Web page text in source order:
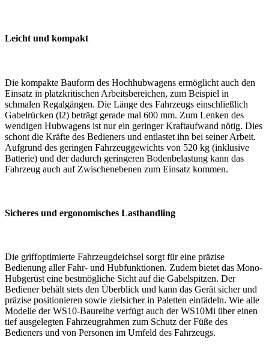
Leicht und kompakt
Die kompakte Bauform des Hochhubwagens ermöglicht auch den
Einsatz in platzkritischen Arbeitsbereichen, zum Beispiel in
schmalen Regalgängen. Die Länge des Fahrzeugs einschließlich
Gabelrücken (l2) beträgt gerade mal 600 mm. Zum Lenken des
wendigen Hubwagens ist nur ein geringer Kraftaufwand nötig. Dies
schont die Kräfte des Bedieners und entlastet ihn bei seiner Arbeit.
Aufgrund des geringen Fahrzeuggewichts von 520 kg (inklusive
Batterie) und der dadurch geringeren Bodenbelastung kann das
Fahrzeug auch auf Zwischenebenen zum Einsatz kommen.
Sicheres und ergonomisches Lasthandling
Die griffoptimierte Fahrzeugdeichsel sorgt für eine präzise
Bedienung aller Fahr- und Hubfunktionen. Zudem bietet das Mono-
Hubgerüst eine bestmögliche Sicht auf die Gabelspitzen. Der
Bediener behält stets den Überblick und kann das Gerät sicher und
präzise positionieren sowie zielsicher in Paletten einfädeln. Wie alle
Modelle der WS10-Baureihe verfügt auch der WS10Mi über einen
tief ausgelegten Fahrzeugrahmen zum Schutz der Füße des
Bedieners und von Personen im Umfeld des Fahrzeugs.